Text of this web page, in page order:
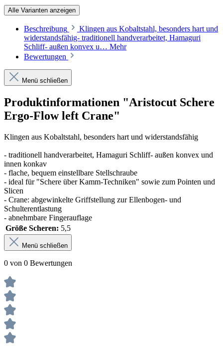
Alle Varianten anzeigen
Beschreibung
Klingen aus Kobaltstahl, besonders hart und
widerstandsfähig- traditionell handverarbeitet, Hamaguri
Schliff- außen konvex u… Mehr
Bewertungen
Menü schließen
Produktinformationen "Aristocut Schere
Ergo-Flow left Crane"
Klingen aus Kobaltstahl, besonders hart und widerstandsfähig
- traditionell handverarbeitet, Hamaguri Schliff- außen konvex und
innen konkav
- flache, bequem einstellbare Stellschraube
- ideal für "Schere über Kamm-Techniken" sowie zum Pointen und
Slicen
- Crane: abgewinkelte Griffstellung zur Ellenbogen- und
Schulterentlastung
- abnehmbare Fingerauflage
Größe Scheren: 5,5
Menü schließen
0 von 0 Bewertungen